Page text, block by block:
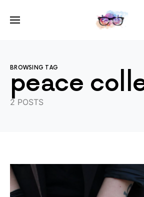
BROWSING TAG
peace
2 POSTS